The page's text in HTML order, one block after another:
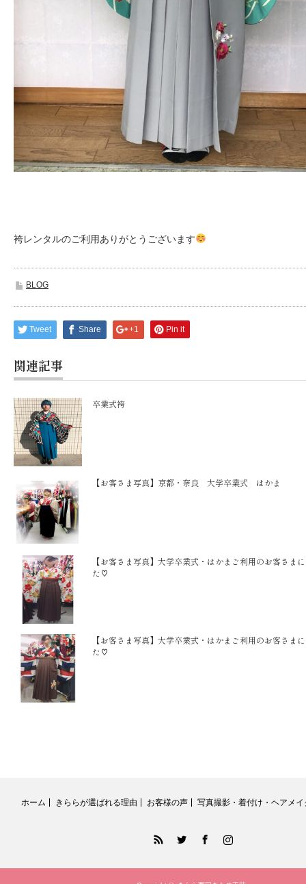
袴レンタルのご利用ありがとうございます
BLOG
Tweet Share +1 Pin it
関連記事
卒業式袴
【お客さま写真】京都・奈良 大学卒業式 はかま
【お客さま写真】大学卒業式・はかまご利用のお客さま
た♡
【お客さま写真】大学卒業式・はかまご利用のお客さま
た♡
ホーム きららが選ばれる理由 お客様の声 写真撮影・着付け・ヘアメイ
FacebookInstagram